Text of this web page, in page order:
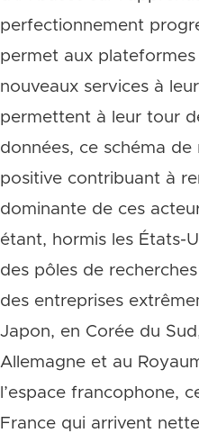
perfectionnement
permet aux
nouveaux services à
permettent à leur tour
données, ce schéma
positive contribuant à
dominante de ces
étant, hormis les États-
des pôles de
des entreprises
Japon, en Corée du
Allemagne et au
l’espace francophone,
France qui arrivent